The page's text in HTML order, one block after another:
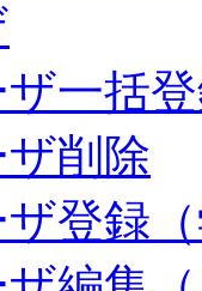
一括
削除
登録